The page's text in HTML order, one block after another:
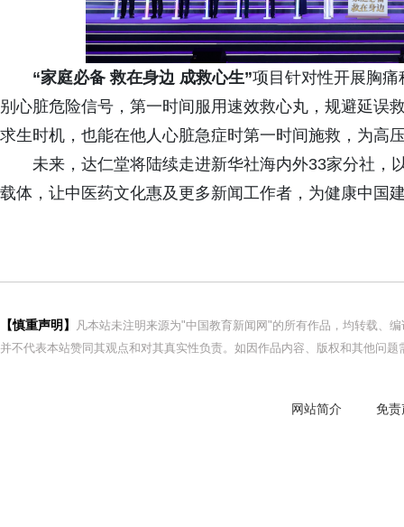
“家庭必备救在身边 成救心生”项目针对性开展胸
别心脏危险信号，第一时间服用速效救心丸，规避延误
求生时机，也能在他人心脏急症时第一时间施救，为高
未来，达仁堂将陆续走进新华社海内外33家分社，
载体，让中医药文化惠及更多新闻工作者，为健康中国
【慎重声明】
凡本站未注明来源为"中国教育新闻网"的所有作品，均转载、
并不代表本站赞同其观点和对其真实性负责。如因作品内容、版权和其他问
网站简介 免责